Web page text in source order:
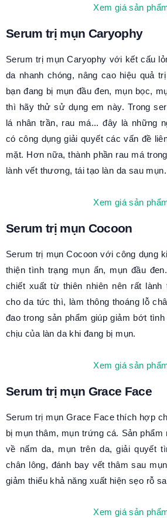
Xem giá sản
Serum trị mụn Caryophy
Serum trị mụn Caryophy với kết cấu
da nhanh chóng, nâng cao hiệu quả
bạn đang bị mụn đầu đen, mụn bọc,
thì hãy thử sử dụng em này. Trong
lá nhân trần, rau má... đây là những
có công dụng giải quyết các vấn đề
mặt. Hơn nữa, thành phần rau má
lành vết thương, tái tạo làn da sau mụn.
Xem giá sản
Serum trị mụn Cocoon
Serum trị mụn Cocoon với công dụng
thiện tình trạng mụn ẩn, mụn đầu
chiết xuất từ thiên nhiên nên rất lành
cho da tức thì, làm thông thoáng lỗ
đao trong sản phẩm giúp giảm bớt
chịu của làn da khi đang bị mụn.
Xem giá sản
Serum trị mụn Grace Face
Serum trị mụn Grace Face thích hợp
bị mụn thâm, mụn trứng cá. Sản
về nấm da, mụn trên da, giải quyết
chân lông, đánh bay vết thâm sau
giảm thiểu khả năng xuất hiện sẹo rỗ
Xem giá sản